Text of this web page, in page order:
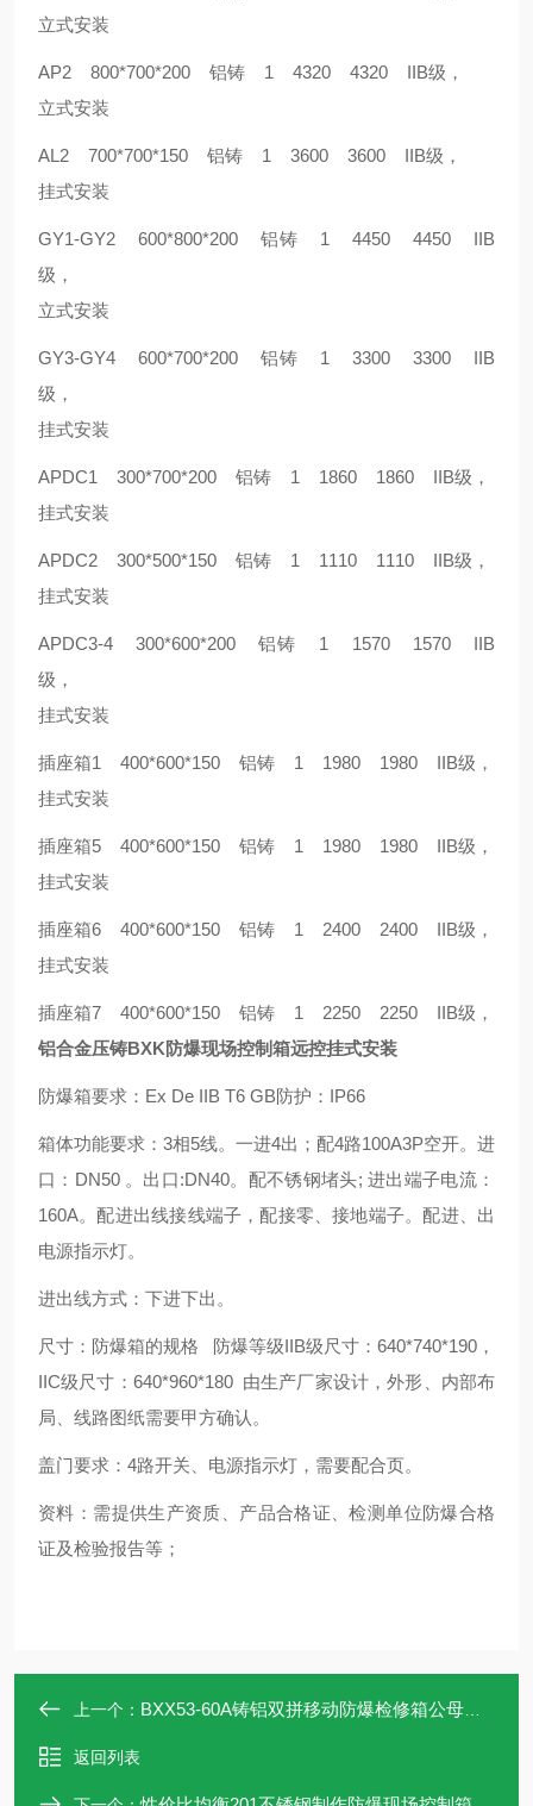
立式安装
AP2 800*700*200 铝铸 1 4320 4320 IIB级，
立式安装
AL2 700*700*150 铝铸 1 3600 3600 IIB级，
挂式安装
GY1-GY2 600*800*200 铝铸 1 4450 4450 IIB
级，
立式安装
GY3-GY4 600*700*200 铝铸 1 3300 3300 IIB
级，
挂式安装
APDC1 300*700*200 铝铸 1 1860 1860 IIB级，
挂式安装
APDC2 300*500*150 铝铸 1 1110 1110 IIB级，
挂式安装
APDC3-4 300*600*200 铝铸 1 1570 1570 IIB
级，
挂式安装
插座箱1 400*600*150 铝铸 1 1980 1980 IIB级，
挂式安装
插座箱5 400*600*150 铝铸 1 1980 1980 IIB级，
挂式安装
插座箱6 400*600*150 铝铸 1 2400 2400 IIB级，
挂式安装
插座箱7 400*600*150 铝铸 1 2250 2250 IIB级，
铝合金压铸BXK防爆现场控制箱远控挂式安装
防爆箱要求：Ex De IIB T6 GB防护：IP66
箱体功能要求：3相5线。一进4出；配4路100A3P空开。进
口：DN50 。出口:DN40。配不锈钢堵头; 进出端子电流：
160A。配进出线接线端子，配接零、接地端子。配进、出
电源指示灯。
进出线方式：下进下出。
尺寸：防爆箱的规格 防爆等级IIB级尺寸：640*740*190，
IIC级尺寸：640*960*180 由生产厂家设计，外形、内部布
局、线路图纸需要甲方确认。
盖门要求：4路开关、电源指示灯，需要配合页。
资料：需提供生产资质、产品合格证、检测单位防爆合格
证及检验报告等；
上一个： BXX53-60A铸铝双拼移动防爆检修箱公母插头
返回列表